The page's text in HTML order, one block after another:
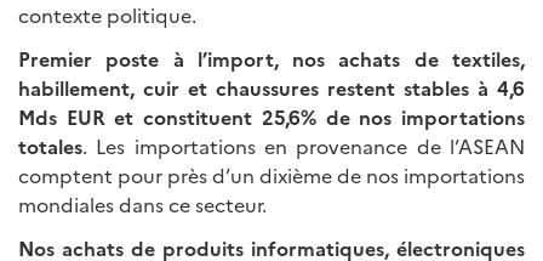
contexte politique.
Premier poste à l’import, nos achats de textiles,
habillement, cuir et chaussures restent stables à 4,6
Mds EUR et constituent 25,6% de nos importations
totales. Les importations en provenance de l’ASEAN
comptent pour près d’un dixième de nos importations
mondiales dans ce secteur.
Nos achats de produits informatiques, électroniques